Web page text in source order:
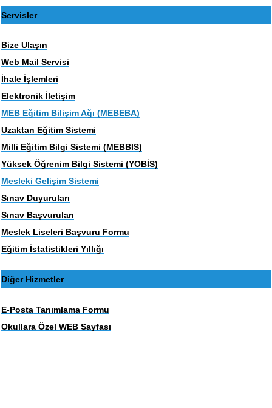
Servisler
Bize Ulaşın
Web Mail Servisi
İhale İşlemleri
Elektronik İletişim
MEB Eğitim Bilişim Ağı (MEBEBA)
Uzaktan Eğitim Sistemi
Milli Eğitim Bilgi Sistemi (MEBBIS)
Yüksek Öğrenim Bilgi Sistemi (YOBİS)
Mesleki Gelişim Sistemi
Sınav Duyuruları
Sınav Başvuruları
Meslek Liseleri Başvuru Formu
Eğitim İstatistikleri Yıllığı
Diğer Hizmetler
E-Posta Tanımlama Formu
Okullara Özel WEB Sayfası